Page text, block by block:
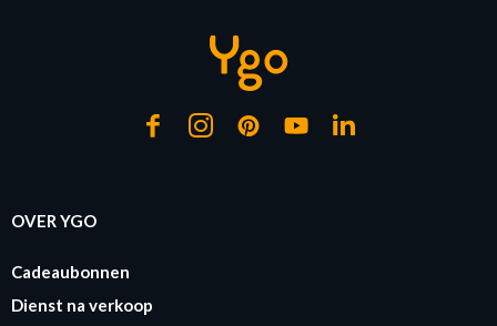
OVER YGO
Cadeaubonnen
Dienst na verkoop